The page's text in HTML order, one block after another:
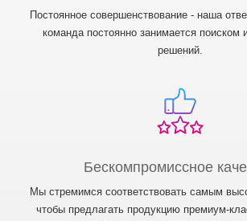
Постоянное совершенствование - наша
команда постоянно занимается поиском
решений.
Бескомпромиссное
Мы стремимся соответствовать самым
чтобы предлагать продукцию премиум-